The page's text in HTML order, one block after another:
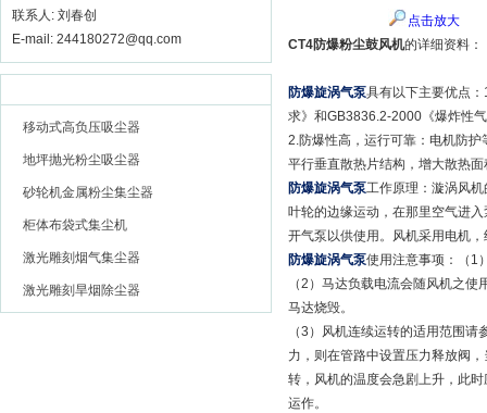
联系人: 刘春创
E-mail: 244180272@qq.com
移动式高负压吸尘器
地坪抛光粉尘吸尘器
砂轮机金属粉尘集尘器
柜体布袋式集尘机
激光雕刻烟气集尘器
激光雕刻旱烟除尘器
点击放大
CT4防爆粉尘鼓风机的详细资料：
防爆旋涡气泵具有以下主要优点
求》和GB3836.2-2000《爆炸性
2.防爆性高，运行可靠：电机防
平行垂直散热片结构，增大散热
防爆旋涡气泵工作原理：漩涡风
叶轮的边缘运动，在那里空气进
开气泵以供使用。风机采用电机
防爆旋涡气泵使用注意事项：（1
（2）马达负载电流会随风机之
马达烧毁。
（3）风机连续运转的适用范围
力，则在管路中设置压力释放阀
转，风机的温度会急剧上升，此
运作。